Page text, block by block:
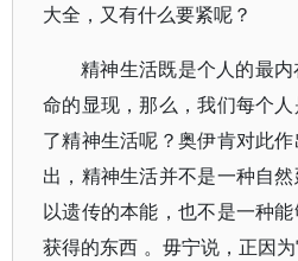
大全，又有什么要紧呢？
精神生活既是个人的最
命的显现，那么，我们每个
了精神生活呢？奥伊肯对此
出，精神生活并不是一种自
以遗传的本能，也不是一种
获得的东西 。毋宁说，正因